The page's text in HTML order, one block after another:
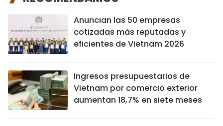
Anuncian las 50 empresas
cotizadas más reputadas y
eficientes de Vietnam 2026
Ingresos presupuestarios de
Vietnam por comercio exterior
aumentan 18,7% en siete meses